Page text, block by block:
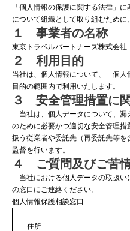
「個人情報の保護に関する法律」
について組織として取り組むために
１ 事業者の名称
東京トラベルパートナーズ株式会社
２ 利用目的
当社は、個人情報について、「個
目的の範囲内で利用いたします。
３ 安全管理措置に
当社は、個人データについて、漏
のために必要かつ適切な安全管理
扱う従業者や委託先（再委託先等
監督を行います。
４ ご質問及びご苦
当社における個人データの取扱い
の窓口にご連絡ください。
個人情報保護相談窓口
住所